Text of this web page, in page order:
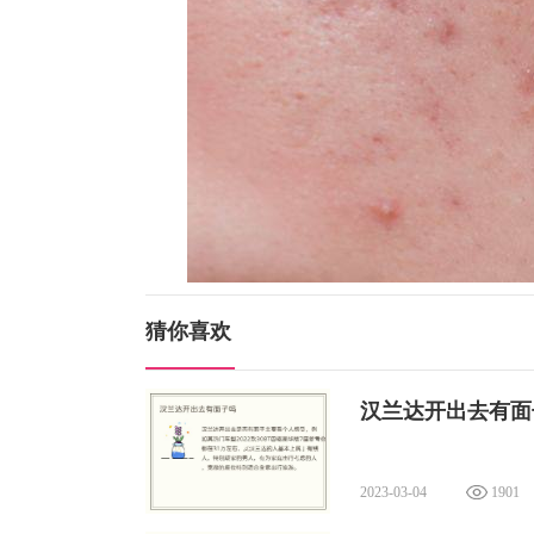
猜你喜欢
汉兰达开出去有
2023-03-04 1901